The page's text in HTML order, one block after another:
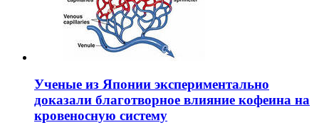
Ученые из Японии экспериментально
доказали благотворное влияние кофеина на
кровеносную систему